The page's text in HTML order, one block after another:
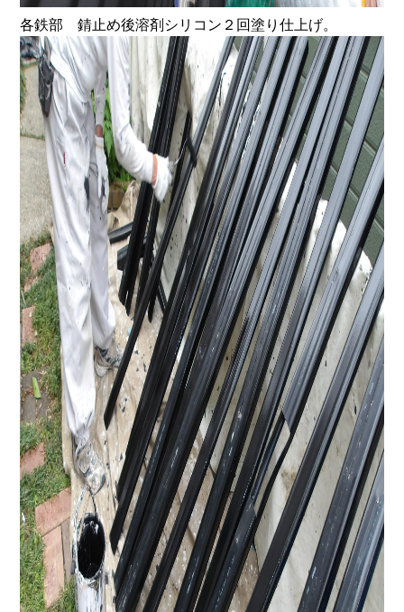
各鉄部 錆止め後溶剤シリコン２回塗り仕上げ。